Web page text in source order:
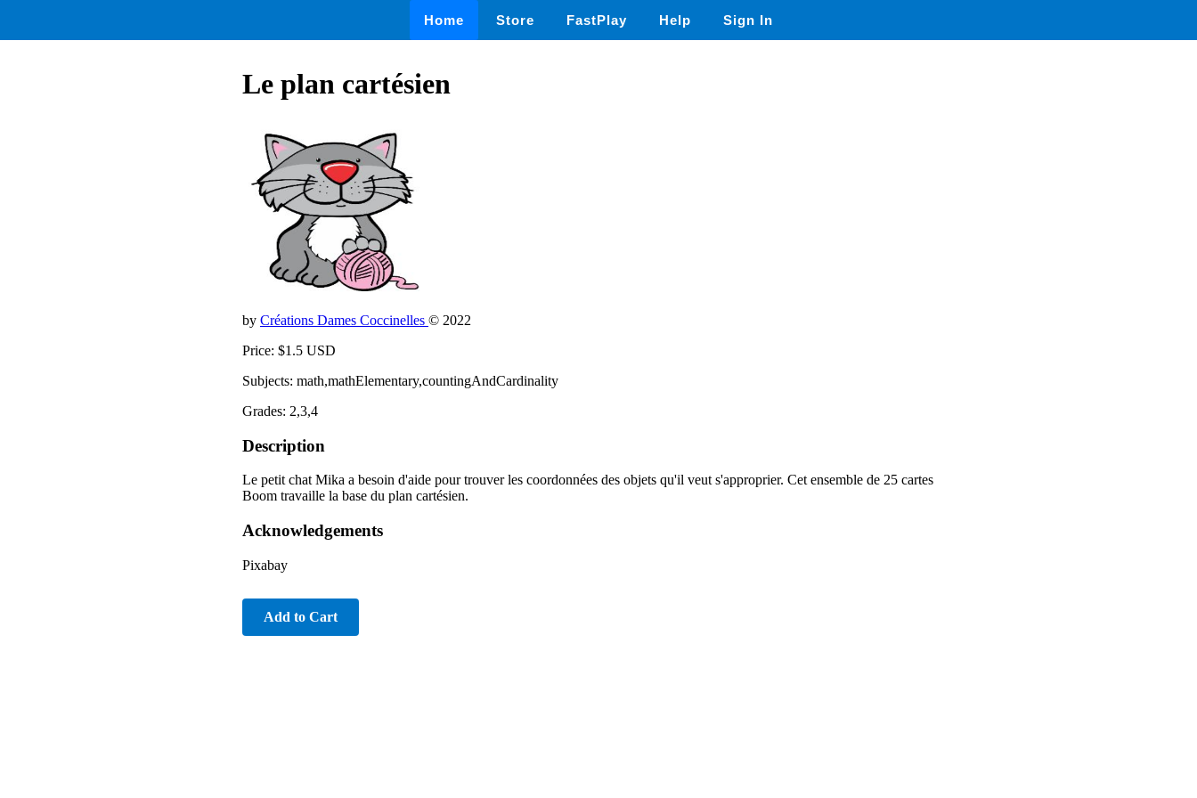
Home Store FastPlay Help Sign In
Le plan cartésien
by Créations Dames Coccinelles © 2022
Price: $1.5 USD
Subjects: math,mathElementary,countingAndCardinality
Grades: 2,3,4
Description
Le petit chat Mika a besoin d'aide pour trouver les coordonnées des objets qu'il veut s'approprier. Cet ensemble de 25 cartes
Boom travaille la base du plan cartésien.
Acknowledgements
Pixabay
Add to Cart